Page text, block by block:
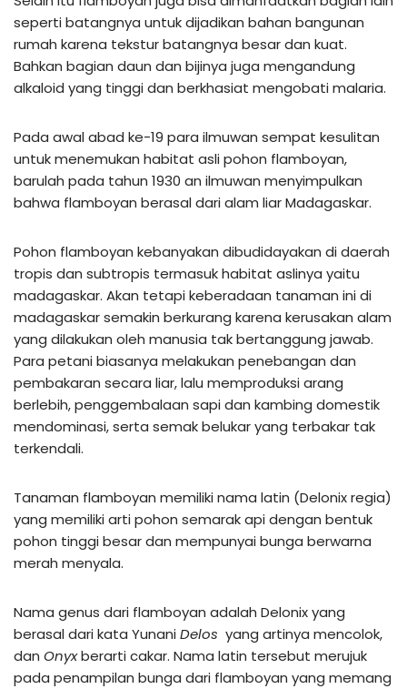
seperti batangnya untuk dijadikan bahan bangunan
rumah karena tekstur batangnya besar dan kuat.
Bahkan bagian daun dan bijinya juga mengandung
alkaloid yang tinggi dan berkhasiat mengobati malaria.
Pada awal abad ke-19 para ilmuwan sempat kesulitan
untuk menemukan habitat asli pohon flamboyan,
barulah pada tahun 1930 an ilmuwan menyimpulkan
bahwa flamboyan berasal dari alam liar Madagaskar.
Pohon flamboyan kebanyakan dibudidayakan di daerah
tropis dan subtropis termasuk habitat aslinya yaitu
madagaskar. Akan tetapi keberadaan tanaman ini di
madagaskar semakin berkurang karena kerusakan alam
yang dilakukan oleh manusia tak bertanggung jawab.
Para petani biasanya melakukan penebangan dan
pembakaran secara liar, lalu memproduksi arang
berlebih, penggembalaan sapi dan kambing domestik
mendominasi, serta semak belukar yang terbakar tak
terkendali.
Tanaman flamboyan memiliki nama latin (Delonix regia)
yang memiliki arti pohon semarak api dengan bentuk
pohon tinggi besar dan mempunyai bunga berwarna
merah menyala.
Nama genus dari flamboyan adalah Delonix yang
berasal dari kata YunaniDelos yang artinya mencolok,
dan Onyxberarti cakar. Nama latin tersebut merujuk
pada penampilan bunga dari flamboyan yang memang